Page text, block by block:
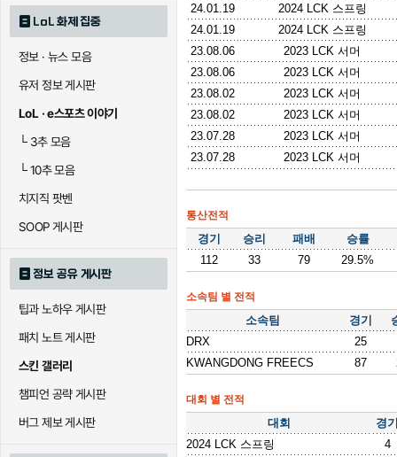
LoL 화제 집중
정보 · 뉴스 모음
유저 정보 게시판
LoL · e스포츠 이야기
└3추 모음
└10추 모음
치지직 팟벤
SOOP 게시판
정보 공유 게시판
팁과 노하우 게시판
패치 노트 게시판
스킨 갤러리
챔피언 공략 게시판
버그 제보 게시판
24.01.19
2024 LCK 스프링
24.01.19
2024 LCK 스프링
23.08.06
2023 LCK 서머
23.08.06
2023 LCK 서머
23.08.02
2023 LCK 서머
23.08.02
2023 LCK 서머
23.07.28
2023 LCK 서머
23.07.28
2023 LCK 서머
통산전적
경기 승리 패배
승률
112
33 79 29.5%
소속팀 별 전적
소속팀 경기
DRX
25
KWANGDONG FREECS
87
대회 별 전적
대회
경
2024 LCK 스프링
4